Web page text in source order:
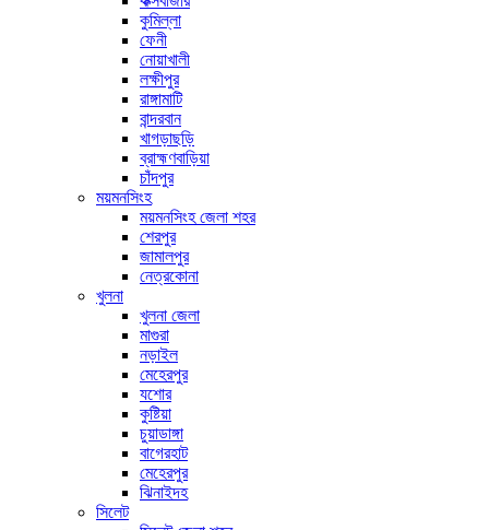
কুমিল্লা
ফেনী
নোয়াখালী
লক্ষীপুর
রাঙ্গামাটি
বান্দরবান
খাগড়াছড়ি
ব্রাহ্মণবাড়িয়া
চাঁদপুর
ময়মনসিংহ
ময়মনসিংহ জেলা শহর
শেরপুর
জামালপুর
নেত্রকোনা
খুলনা
খুলনা জেলা
মাগুরা
নড়াইল
মেহেরপুর
যশোর
কুষ্টিয়া
চুয়াডাঙ্গা
বাগেরহাট
মেহেরপুর
ঝিনাইদহ
সিলেট